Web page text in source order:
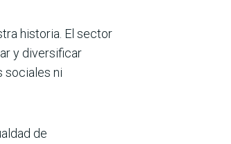
historia. El sector
y diversificar
sociales ni
de